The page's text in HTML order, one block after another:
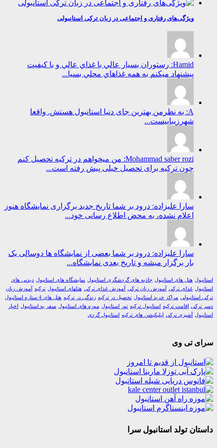
ویژگی‌های رفتاری و اجتماعی در زبان ترکی استانبولی
Hamid: رستوران بسيار عالي با غذاي عالي و با كيفيت
پيشنهاد ميكنم به همه غذاهاي محلي بسيا...
A: به نظرمن بهترین جای دنیا استانبول هستش. واقعا
شهرزیباییست...
Mohammad saber rozi: من میخواهم در ترکیه تحصیل کنم
چون ترکیه برای تحصیل خیلی پیش رفته است...
سارا علیزاده: درود بر شما تاریخ جدید برگزاری نمایشگاه هنوز
اعلام نشده، به محض اطلاع رسانی خود...
سارا علیزاده: درود بر شما بعضی از نمایشگاه ها دوسالی یک
بار برگزار میشه و تاریخ بعدی نمایشگاه...
هتل های استانبول جاذبه های گردشگری استانبول نمایشگاه های استانبول دیدنی های
غذای ترکی آموزش زبان ترکی آموزش غذای ترکی هتلهای استانبول ترکیه آموزش زبان
مراکز خرید استانبول تحصیل در ترکیه زندگی در ترکیه
هتل های 4 ستاره استانبول
اقامت ترکیه استانبول ترکیه تور استانبول موزه های استانبول سفر به استانبول اخبار
آشپزی ترکی اپلیکیشن های ترکیه استانبول گردی
تی وی
تولد استانبول سرا